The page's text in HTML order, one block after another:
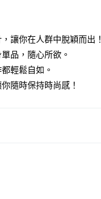
讓你在人群中脫穎而出！
品，隨心所欲。
輕鬆自如。
隨時保持時尚感！